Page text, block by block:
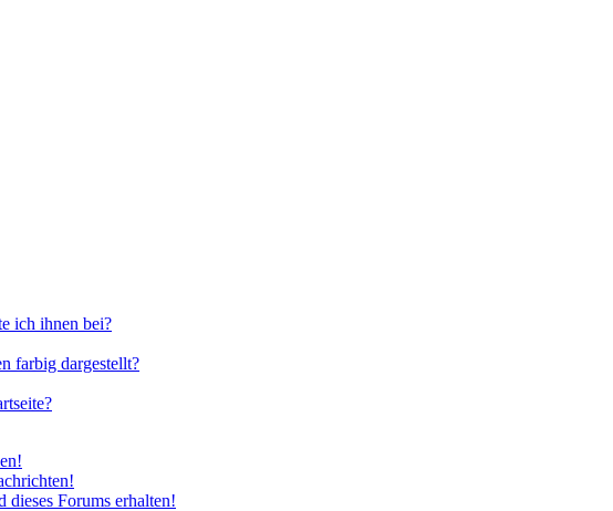
ich ihnen bei?
farbig dargestellt?
Forums erhalten!